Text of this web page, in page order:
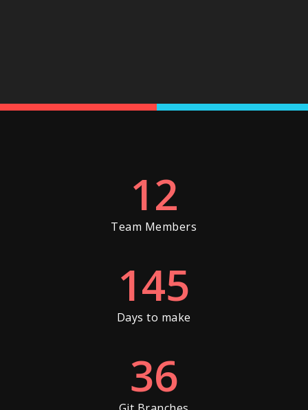
12
Team Members
145
Days to make
36